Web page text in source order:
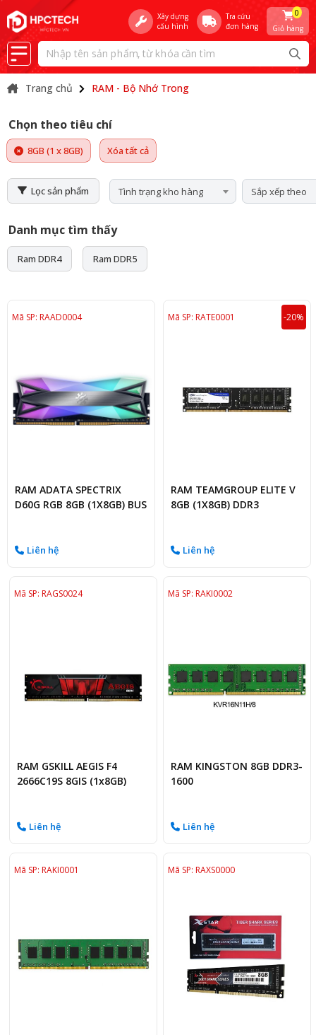
Xây dựng
cấu hình
Tra cứu
đơn hàng
Giỏ hàng
0
Trang chủ RAM - Bộ Nhớ Trong
Chọn theo tiêu chí
8GB (1 x 8GB) Xóa tất cả
Lọc sản phẩm Tình trạng kho hàng Sắp xếp theo
Danh mục tìm thấy
Ram DDR4 Ram DDR5
Mã SP: RAAD0004
RAM ADATA SPECTRIX
D60G RGB 8GB (1X8GB) BUS
Liên hệ
Mã SP: RATE0001 -20%
RAM TEAMGROUP ELITE V
8GB (1X8GB) DDR3
Liên hệ
Mã SP: RAGS0024
RAM GSKILL AEGIS F4
2666C19S 8GIS (1x8GB)
Liên hệ
Mã SP: RAKI0002
RAM KINGSTON 8GB DDR3-
1600
Liên hệ
Mã SP: RAKI0001 Mã SP: RAXS0000